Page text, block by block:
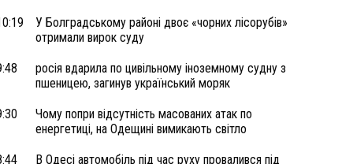
У Болградському районі двоє «чорних лісорубів»
отримали вирок суду
росія вдарила по цивільному іноземному судну з
пшеницею, загинув український моряк
Чому попри відсутність масованих атак по
енергетиці, на Одещині вимикають світло
В Одесі автомобіль під час руху провалився під